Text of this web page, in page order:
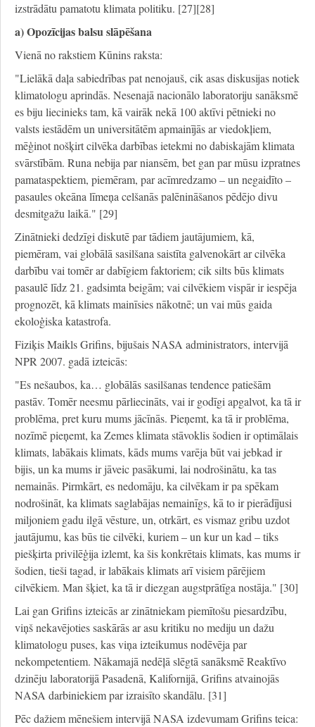
izstrādātu pamatotu klimata politiku. [27][28]
a) Opozīcijas balsu slāpēšana
Vienā no rakstiem Kūnins raksta:
"Lielākā daļa sabiedrības pat nenojauš, cik asas diskusijas notiek
klimatologu aprindās. Nesenajā nacionālo laboratoriju sanāksmē
es biju liecinieks tam, kā vairāk nekā 100 aktīvi pētnieki no
valsts iestādēm un universitātēm apmainījās ar viedokļiem,
mēģinot nošķirt cilvēka darbības ietekmi no dabiskajām klimata
svārstībām. Runa nebija par niansēm, bet gan par mūsu izpratnes
pamataspektiem, piemēram, par acīmredzamo – un negaidīto –
pasaules okeāna līmeņa celšanās palēnināšanos pēdējo divu
desmitgažu laikā." [29]
Zinātnieki dedzīgi diskutē par tādiem jautājumiem, kā,
piemēram, vai globālā sasilšana saistīta galvenokārt ar cilvēka
darbību vai tomēr ar dabīgiem faktoriem; cik silts būs klimats
pasaulē līdz 21. gadsimta beigām; vai cilvēkiem vispār ir iespēja
prognozēt, kā klimats mainīsies nākotnē; un vai mūs gaida
ekoloģiska katastrofa.
Fiziķis Maikls Grifins, bijušais NASA administrators, intervijā
NPR 2007. gadā izteicās:
"Es nešaubos, ka… globālās sasilšanas tendence patiešām
pastāv. Tomēr neesmu pārliecināts, vai ir godīgi apgalvot, ka tā ir
problēma, pret kuru mums jācīnās. Pieņemt, ka tā ir problēma,
nozīmē pieņemt, ka Zemes klimata stāvoklis šodien ir optimālais
klimats, labākais klimats, kāds mums varēja būt vai jebkad ir
bijis, un ka mums ir jāveic pasākumi, lai nodrošinātu, ka tas
nemainās. Pirmkārt, es nedomāju, ka cilvēkam ir pa spēkam
nodrošināt, ka klimats saglabājas nemainīgs, kā to ir pierādījusi
miljoniem gadu ilgā vēsture, un, otrkārt, es vismaz gribu uzdot
jautājumu, kas būs tie cilvēki, kuriem – un kur un kad – tiks
piešķirta privilēģija izlemt, ka šis konkrētais klimats, kas mums ir
šodien, tieši tagad, ir labākais klimats arī visiem pārējiem
cilvēkiem. Man šķiet, ka tā ir diezgan augstprātīga nostāja." [30]
Lai gan Grifins izteicās ar zinātniekam piemītošu piesardzību,
viņš nekavējoties saskārās ar asu kritiku no mediju un dažu
klimatologu puses, kas viņa izteikumus nodēvēja par
nekompetentiem. Nākamajā nedēļā slēgtā sanāksmē Reaktīvo
dzinēju laboratorijā Pasadenā, Kalifornijā, Grifins atvainojās
NASA darbiniekiem par izraisīto skandālu. [31]
Pēc dažiem mēnešiem intervijā NASA izdevumam Grifins teica: